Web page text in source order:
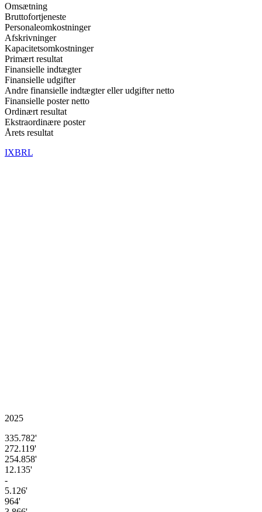
Omsætning
Bruttofortjeneste
Personaleomkostninger
Afskrivninger
Kapacitetsomkostninger
Primært resultat
Finansielle indtægter
Finansielle udgifter
Andre finansielle indtægter eller udgifter netto
Finansielle poster netto
Ordinært resultat
Ekstraordinære poster
Årets resultat
IXBRL
2025
335.782'
272.119'
254.858'
12.135'
-
5.126'
964'